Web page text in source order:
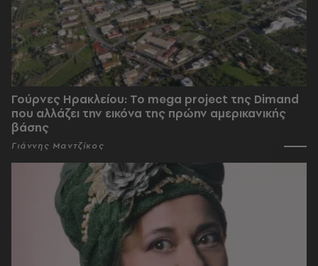
Γούρνες Ηρακλείου: To mega project της Dimand
που αλλάζει την εικόνα της πρώην αμερικανικής
βάσης
Γιάννης Μαντζίκος